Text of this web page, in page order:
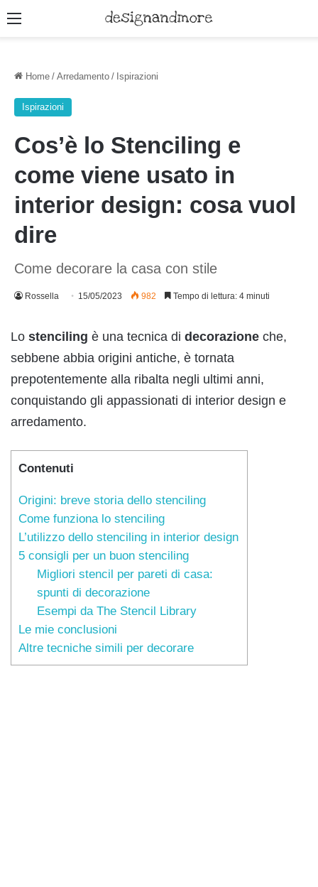
Menu
Home / Arredamento / Ispirazioni
Ispirazioni
Cos’è lo Stenciling e
come viene usato in
interior design: cosa vuol
dire
Come decorare la casa con stile
Rossella 15/05/2023 982 Tempo di lettura: 4 minuti
Lo stenciling è una tecnica di decorazione che,
sebbene abbia origini antiche, è tornata
prepotentemente alla ribalta negli ultimi anni,
conquistando gli appassionati di interior design e
arredamento.
Contenuti
Origini: breve storia dello stenciling
Come funziona lo stenciling
L’utilizzo dello stenciling in interior design
5 consigli per un buon stenciling
Migliori stencil per pareti di casa:
spunti di decorazione
Esempi da The Stencil Library
Le mie conclusioni
Altre tecniche simili per decorare